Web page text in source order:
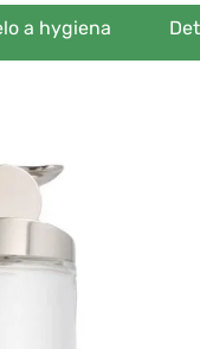
a hygiena